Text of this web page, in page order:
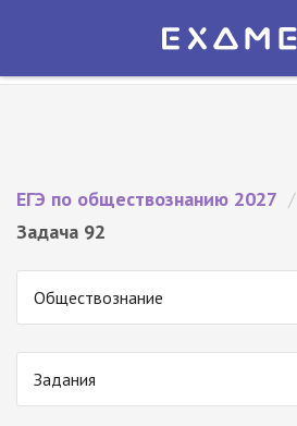
Экзамер — ЕГЭ 2027
ЕГЭ по обществознанию 2027 /
Задача 92
Обществознание
Задания